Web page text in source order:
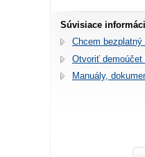
Súvisiace
Chcem
Otvoriť demoúčet
Manuály,